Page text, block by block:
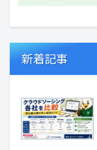
新着記事